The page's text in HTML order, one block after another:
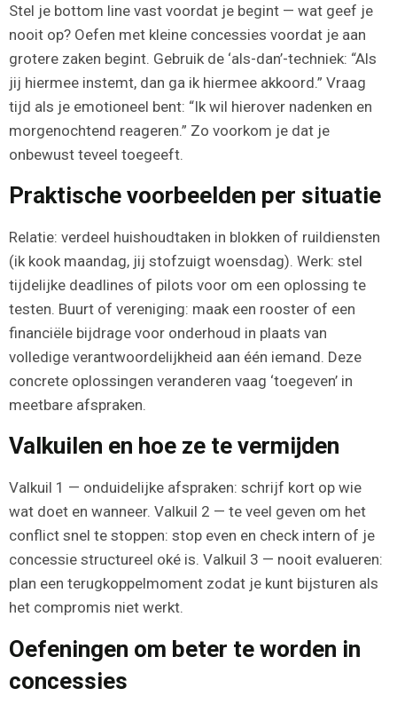
Stel je bottom line vast voordat je begint — wat geef je
nooit op? Oefen met kleine concessies voordat je aan
grotere zaken begint. Gebruik de ‘als-dan’-techniek: “Als
jij hiermee instemt, dan ga ik hiermee akkoord.” Vraag
tijd als je emotioneel bent: “Ik wil hierover nadenken en
morgenochtend reageren.” Zo voorkom je dat je
onbewust teveel toegeeft.
Praktische voorbeelden per situatie
Relatie: verdeel huishoudtaken in blokken of ruildiensten
(ik kook maandag, jij stofzuigt woensdag). Werk: stel
tijdelijke deadlines of pilots voor om een oplossing te
testen. Buurt of vereniging: maak een rooster of een
financiële bijdrage voor onderhoud in plaats van
volledige verantwoordelijkheid aan één iemand. Deze
concrete oplossingen veranderen vaag ‘toegeven’ in
meetbare afspraken.
Valkuilen en hoe ze te vermijden
Valkuil 1 — onduidelijke afspraken: schrijf kort op wie
wat doet en wanneer. Valkuil 2 — te veel geven om het
conflict snel te stoppen: stop even en check intern of je
concessie structureel oké is. Valkuil 3 — nooit evalueren:
plan een terugkoppelmoment zodat je kunt bijsturen als
het compromis niet werkt.
Oefeningen om beter te worden in
concessies